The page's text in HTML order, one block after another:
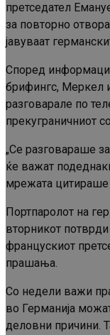
претседател
за повторно
јавуваат
Според
брифингс, Меркел
разговарале по
прекуграничниот
„Се разговараше
ќе важат
мрежата
Портпаролот на
вторникот
францускиот
прашања.
Со недели важи
во Германија
деловни причини.